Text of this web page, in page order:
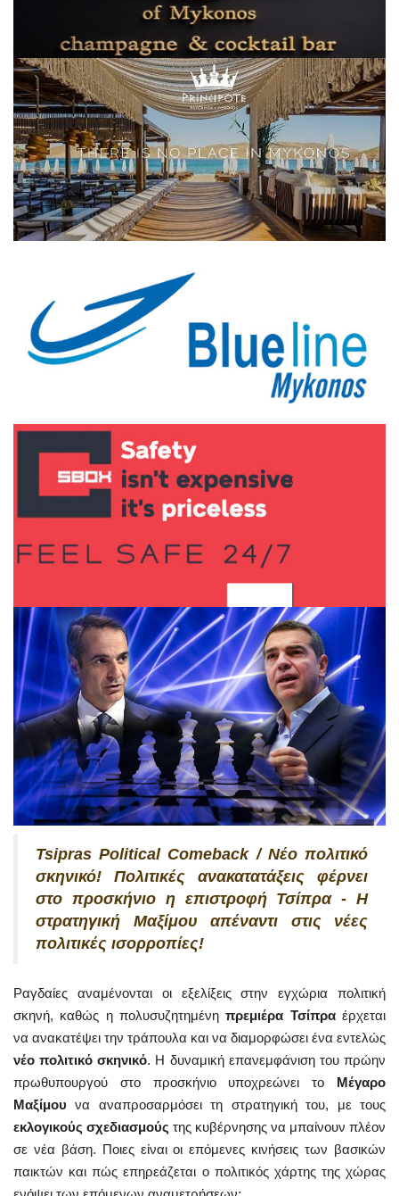
Elections 2023
Γλώσσα
Ελληνικά English
Tsipras Political Comeback / Νέο πολιτικό
σκηνικό! Πολιτικές ανακατατάξεις φέρνει
στο προσκήνιο η επιστροφή Τσίπρα - Η
στρατηγική Μαξίμου απέναντι στις νέες
πολιτικές ισορροπίες!
Ραγδαίες αναμένονται οι εξελίξεις στην εγχώρια πολιτική
σκηνή, καθώς η πολυσυζητημένηπρεμιέρα Τσίπραέρχεται
να ανακατέψει την τράπουλα και να διαμορφώσει ένα εντελώς
νέο πολιτικό σκηνικό. Η δυναμική επανεμφάνιση του πρώην
πρωθυπουργού στο προσκήνιο υποχρεώνει το Μέγαρο
Μαξίμου να αναπροσαρμόσει τη στρατηγική του, με τους
εκλογικούς σχεδιασμούς της κυβέρνησης να μπαίνουν πλέον
σε νέα βάση. Ποιες είναι οι επόμενες κινήσεις των βασικών
παικτών και πώς επηρεάζεται ο πολιτικός χάρτης της χώρας